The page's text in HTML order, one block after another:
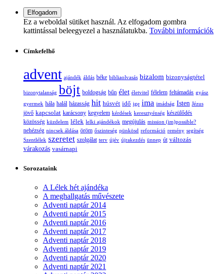
Ez a weboldal sütiket használ. Az elfogadom gombra
kattintással beleegyezel a használatukba. További információk
Címkefelhő
advent ajándék áldás béke bibliaolvasás bizalom bizonyságtétel
bizonytalanság böjt boldogság bűn élet életvitel félelem feltámadás gyász
gyermek hála halál házasság hit húsvét idő ige ima imádság Isten Jézus
jövő kapcsolat karácsony kegyelem kérdések keresztyénség készülődés
közösség küzdelem lélek lelki ajándékok megújulás mission (im)possible?
nehézség nincsek áldása öröm őszinteség pünkösd reformáció remény segítség
Szentlélek szeretet szolgálat terv újév újrakezdés ünnep út változás
várakozás vasárnapi
Sorozataink
A Lélek hét ajándéka
A meghallgatás művészete
Adventi naptár 2014
Adventi naptár 2015
Adventi naptár 2016
Adventi naptár 2017
Adventi naptár 2018
Adventi naptár 2019
Adventi naptár 2020
Adventi naptár 2021